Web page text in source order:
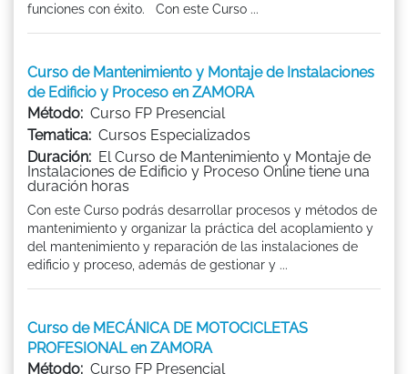
funciones con éxito. Con este Curso ...
Curso de Mantenimiento y Montaje de Instalaciones
de Edificio y Proceso en ZAMORA
Método: Curso FP Presencial
Tematica: Cursos Especializados
Duración: El Curso de Mantenimiento y Montaje de
Instalaciones de Edificio y Proceso Online tiene una
duración horas
Con este Curso podrás desarrollar procesos y métodos de
mantenimiento y organizar la práctica del acoplamiento y
del mantenimiento y reparación de las instalaciones de
edificio y proceso, además de gestionar y ...
Curso de MECÁNICA DE MOTOCICLETAS
PROFESIONAL en ZAMORA
Método: Curso FP Presencial